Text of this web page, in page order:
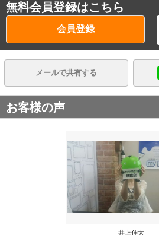
無料会員登録はこちら
会員登録
メールで共有する
お客様の声
井上伸太